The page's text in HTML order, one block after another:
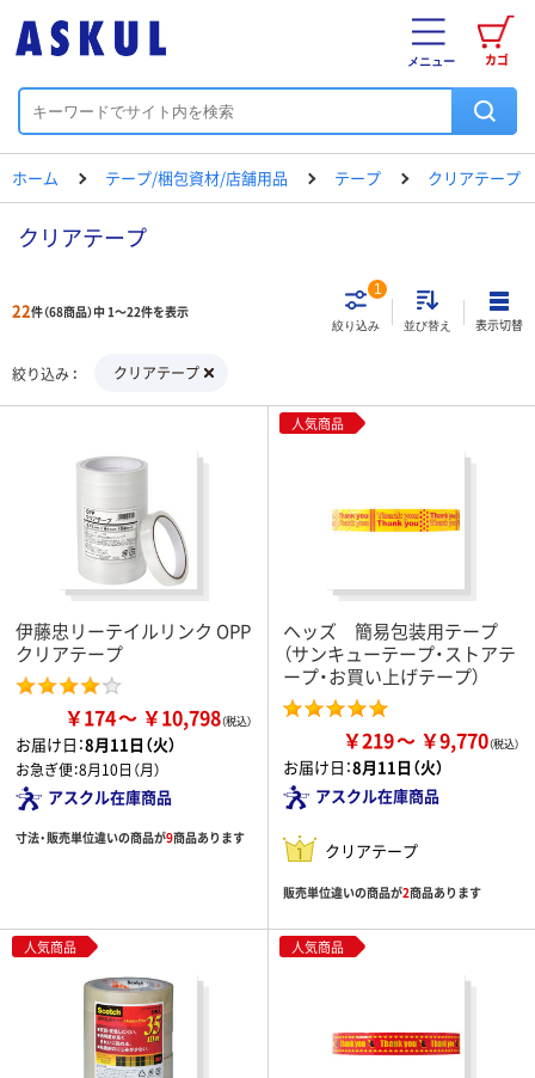
カゴ
メニュー
ホーム テープ/梱包資材/店舗用品 テープ クリアテープ
クリアテープ
22件（68商品）中 1～22件を表示
絞り込み
1
並び替え 表示切替
絞り込み クリアテープ
伊藤忠リーテイルリンク OPP
クリアテープ
￥174 ￥10,798
お届け日：8月11日（火）
お急ぎ便：8月10日（月）
アスクル在庫商品
寸法・販売単位違いの商品が9商品あります
人気商品
ヘッズ 簡易包装用テープ
（サンキューテープ・ストアテ
ープ・お買い上げテープ）
￥219 ￥9,770
お届け日：8月11日（火）
アスクル在庫商品
クリアテープ
販売単位違いの商品が2商品あります
人気商品 人気商品